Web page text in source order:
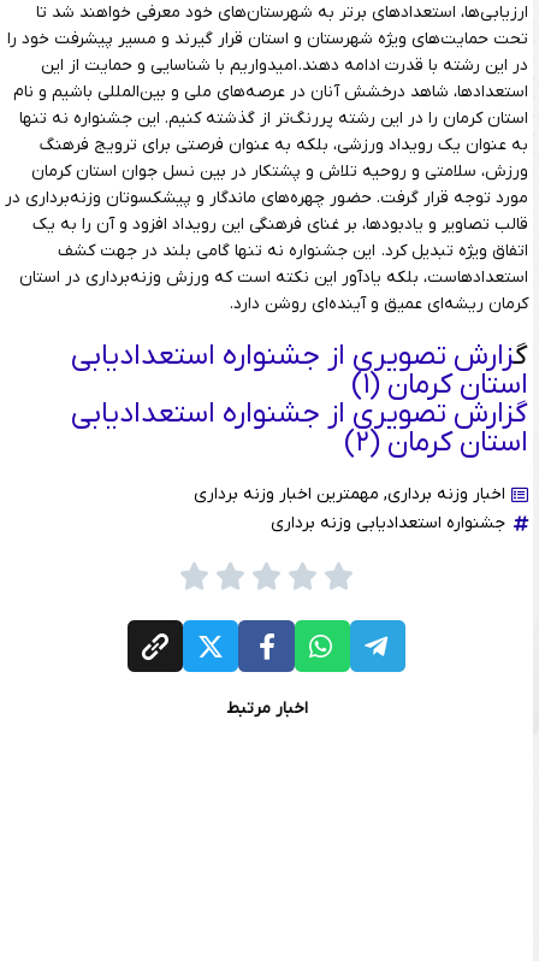
ارزیابی‌ها، استعدادهای برتر به شهرستان‌های خود معرفی خواهند شد تا
تحت حمایت‌های ویژه شهرستان و استان قرار گیرند و مسیر پیشرفت خود را
در این رشته با قدرت ادامه دهند. امیدواریم با شناسایی و حمایت از این
استعدادها، شاهد درخشش آنان در عرصه‌های ملی و بین‌المللی باشیم و نام
استان کرمان را در این رشته پررنگ‌تر از گذشته کنیم. این جشنواره نه تنها
به عنوان یک رویداد ورزشی، بلکه به عنوان فرصتی برای ترویج فرهنگ
ورزش، سلامتی و روحیه تلاش و پشتکار در بین نسل جوان استان کرمان
مورد توجه قرار گرفت. حضور چهره‌های ماندگار و پیشکسوتان وزنه‌برداری در
قالب تصاویر و یادبودها، بر غنای فرهنگی این رویداد افزود و آن را به یک
اتفاق ویژه تبدیل کرد. این جشنواره نه تنها گامی بلند در جهت کشف
استعدادهاست، بلکه یادآور این نکته است که ورزش وزنه‌برداری در استان
کرمان ریشه‌ای عمیق و آینده‌ای روشن دارد.
گزارش تصویری از جشنواره استعدادیابی
استان کرمان (۱)
گزارش تصویری از جشنواره استعدادیابی
استان کرمان (۲)
اخبار وزنه برداری, مهمترین اخبار وزنه برداری
جشنواره استعدادیابی وزنه برداری
اخبار مرتبط